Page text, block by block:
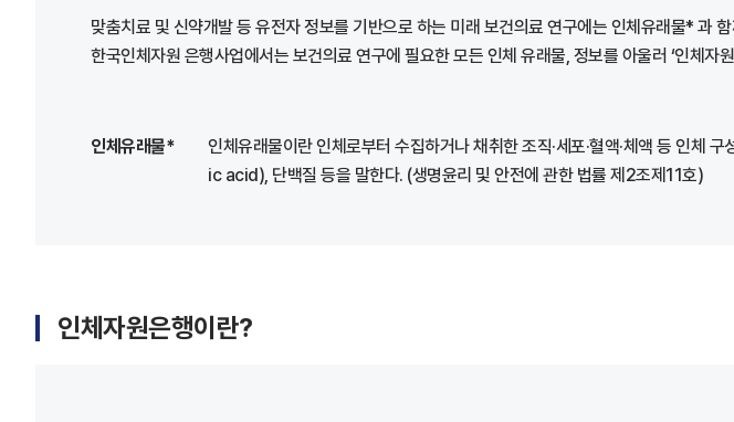
맞춤치료 및 신약개발 등 유전자 정보를 기반으로 하는 미래 보건의료 연구에는 인체유래물* 과
한국인체자원 은행사업에서는 보건의료 연구에 필요한 모든 인체 유래물, 정보를 아울러 ‘인체
인체유래물*
인체유래물이란 인체로부터 수집하거나 채취한 조직·세포·혈액·체액 등 인
ic acid), 단백질 등을 말한다. (생명윤리 및 안전에 관한 법률 제2조제11호)
인체자원은행이란?